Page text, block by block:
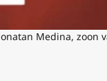
Medina,